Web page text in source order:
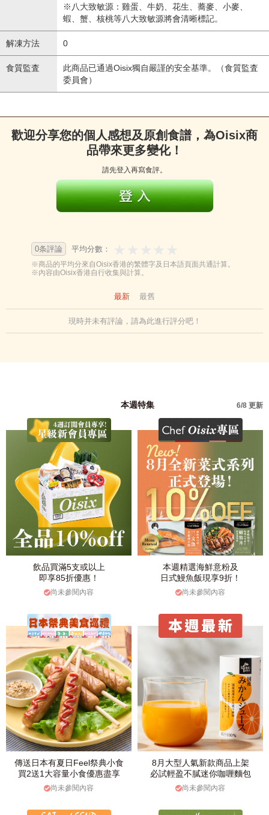
※八大致敏源：雞蛋、牛奶、花生、蕎麥、小麥、
蝦、蟹、核桃等八大致敏源將會清晰標記。
解凍方法 0
食質監査
此商品已通過Oisix獨自嚴謹的安全基準。（食質監査
委員會）
歡迎分享您的個人感想及原創食譜，為Oisix商
品帶來更多變化！
請先登入再寫食評。
最新 最舊
0条評論 平均分數：
※商品的平均分來自Oisix香港的繁體字及日本語頁面共通計算。
※內容由Oisix香港自行收集與計算。
現時并未有評論，請為此進行評分吧！
本週特集 6/8 更新
飲品買滿5支或以上
即享85折優惠！
尚未參閱內容
本週精選海鮮意粉及
日式鰻魚飯現享9折！
尚未參閱內容
傳送日本有夏日Feel祭典小食
買2送1大容量小食優惠盡享
尚未參閱內容
8月大型人氣新款商品上架
必試輕盈不膩迷你咖喱麵包
尚未參閱內容